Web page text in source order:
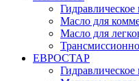
Гидравлическое
Масло для
Масло для
ЕВРОСТАР
Гидравлическое